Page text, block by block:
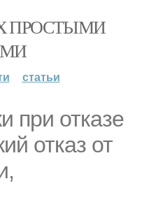
ПРОСТЫМИ
статьи
при отказе
отказ от